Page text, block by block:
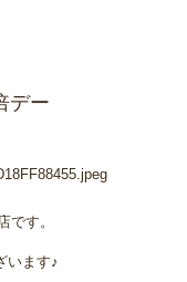
デー
です。
います♪